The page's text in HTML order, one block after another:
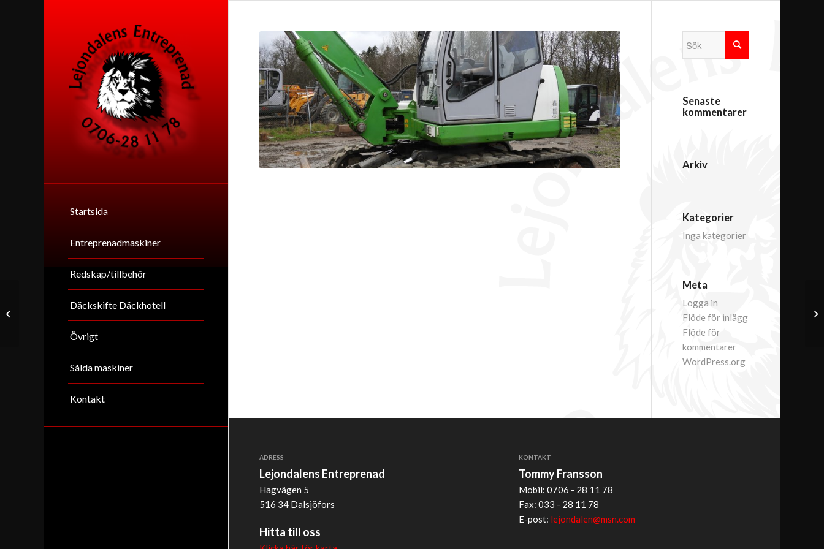
Startsida
Entreprenadmaskiner
Redskap/tillbehör
Däckskifte Däckhotell
Övrigt
Sålda maskiner
Kontakt
Senaste
kommentarer
Arkiv
Kategorier
Inga kategorier
Meta
Logga in
Flöde för inlägg
Flöde för
kommentarer
WordPress.org
ADRESS
Lejondalens Entreprenad
Hagvägen 5
516 34 Dalsjöfors
Hitta till oss
KONTAKT
Tommy Fransson
Mobil: 0706 - 28 11 78
Fax: 033 - 28 11 78
E-post: lejondalen@msn.com
Volvo EC45/ Pel-job